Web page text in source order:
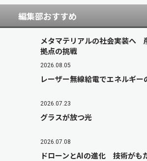
編集部おすすめ
メタマテリアルの社会実装へ
拠点の挑戦
2026.08.05
レーザー無線給電でエネルギー
2026.07.23
グラスが放つ光
2026.07.08
ドローンとAIの進化 技術がも